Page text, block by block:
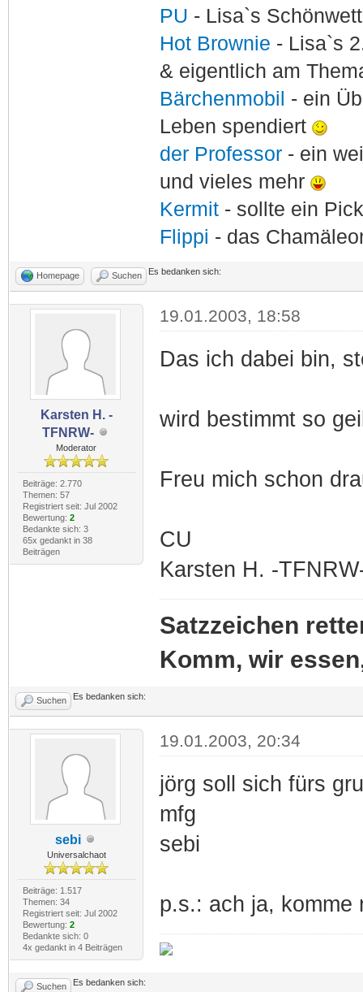
PU - Lisa`s
Hot Brownie - Lisa`s
& eigentlich am
Bärchenmobil - ein
Leben spendiert
der Professor - ein
und vieles mehr
Kermit- sollte ein
Flippi - das
Homepage Suchen Es bedanken sich:
Karsten H. -
TFNRW-
Moderator
Beiträge: 2.770
Themen: 57
Registriert seit: Jul 2002
Bewertung: 2
Bedankte sich: 3
65x gedankt in 38
Beiträgen
19.01.2003, 18:58
Das ich dabei bin,
wird bestimmt so
Freu mich schon
CU
Karsten H. -
Satzzeichen
Komm, wir
Suchen Es bedanken sich:
sebi
Universalchaot
Beiträge: 1.517
Themen: 34
Registriert seit: Jul 2002
Bewertung: 2
Bedankte sich: 0
4x gedankt in 4 Beiträgen
19.01.2003, 20:34
jörg soll sich fürs
mfg
sebi
p.s.: ach ja, komme
Suchen Es bedanken sich: